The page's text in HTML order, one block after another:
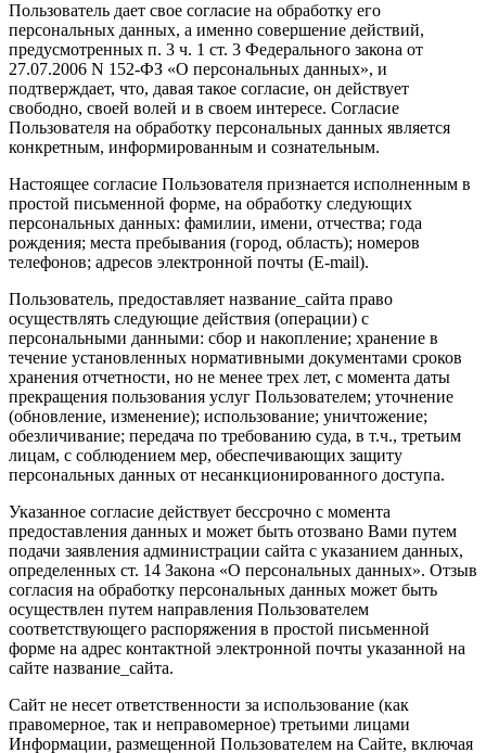
Пользователь дает свое согласие на обработку его
персональных данных, а именно совершение действий,
предусмотренных п. 3 ч. 1 ст. 3 Федерального закона от
27.07.2006 N 152-ФЗ «О персональных данных», и
подтверждает, что, давая такое согласие, он действует
свободно, своей волей и в своем интересе. Согласие
Пользователя на обработку персональных данных является
конкретным, информированным и сознательным.
Настоящее согласие Пользователя признается исполненным в
простой письменной форме, на обработку следующих
персональных данных: фамилии, имени, отчества; года
рождения; места пребывания (город, область); номеров
телефонов; адресов электронной почты (E-mail).
Пользователь, предоставляет название_сайта право
осуществлять следующие действия (операции) с
персональными данными: сбор и накопление; хранение в
течение установленных нормативными документами сроков
хранения отчетности, но не менее трех лет, с момента даты
прекращения пользования услуг Пользователем; уточнение
(обновление, изменение); использование; уничтожение;
обезличивание; передача по требованию суда, в т.ч., третьим
лицам, с соблюдением мер, обеспечивающих защиту
персональных данных от несанкционированного доступа.
Указанное согласие действует бессрочно с момента
предоставления данных и может быть отозвано Вами путем
подачи заявления администрации сайта с указанием данных,
определенных ст. 14 Закона «О персональных данных». Отзыв
согласия на обработку персональных данных может быть
осуществлен путем направления Пользователем
соответствующего распоряжения в простой письменной
форме на адрес контактной электронной почты указанной на
сайте название_сайта.
Сайт не несет ответственности за использование (как
правомерное, так и неправомерное) третьими лицами
Информации, размещенной Пользователем на Сайте, включая